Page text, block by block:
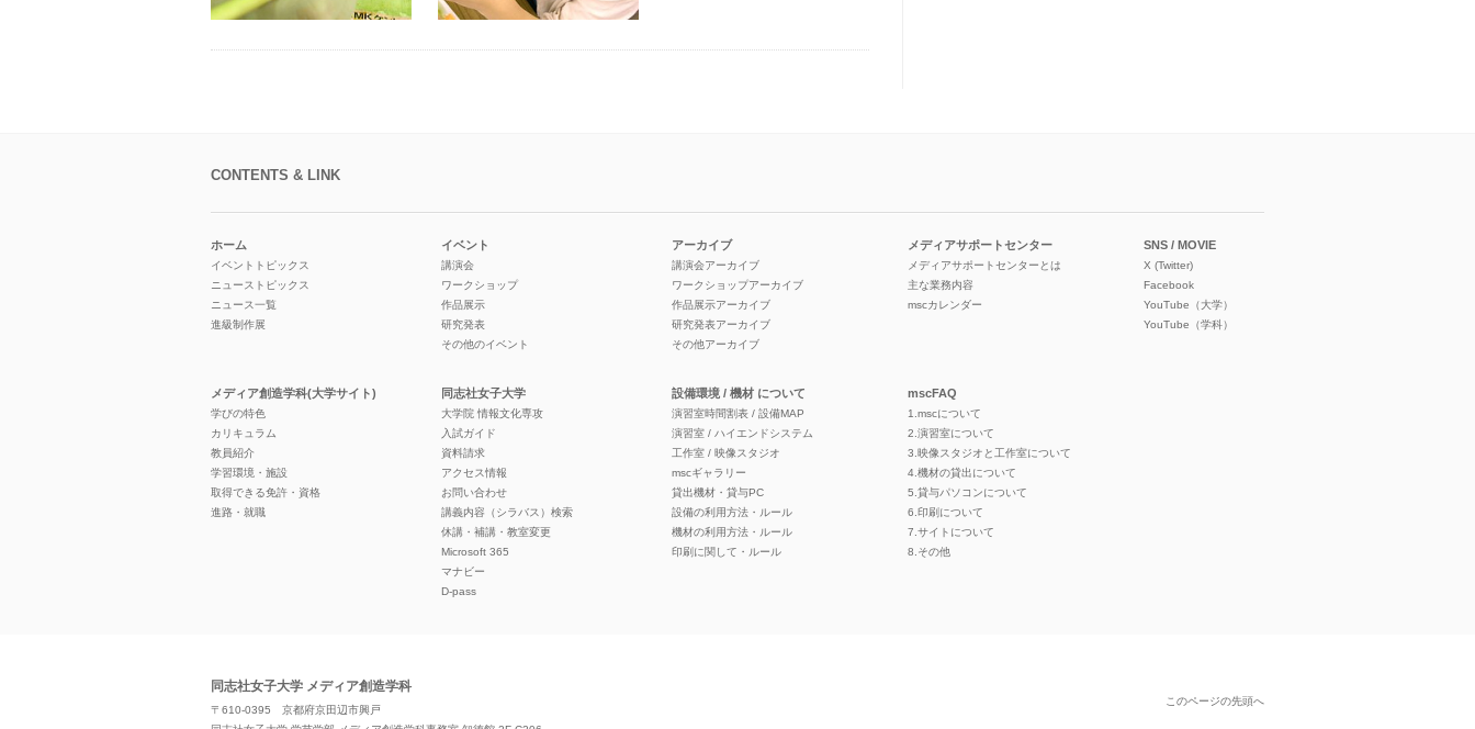
CONTENTS & LINK
ホーム
イベントトピックス
ニューストピックス
ニュース一覧
進級制作展
イベント
講演会
ワークショップ
作品展示
研究発表
その他のイベント
アーカイブ
講演会アーカイブ
ワークショップアーカイブ
作品展示アーカイブ
研究発表アーカイブ
その他アーカイブ
メディアサポートセンター
メディアサポートセンターとは
主な業務内容
mscカレンダー
SNS / MOVIE
X (Twitter)
Facebook
YouTube（大学）
YouTube（学科）
メディア創造学科(大学サイト)
学びの特色
カリキュラム
教員紹介
学習環境・施設
取得できる免許・資格
進路・就職
同志社女子大学
大学院 情報文化専攻
入試ガイド
資料請求
アクセス情報
お問い合わせ
講義内容（シラバス）検索
休講・補講・教室変更
Microsoft 365
マナビー
D-pass
設備環境 / 機材 について
演習室時間割表 / 設備MAP
演習室 / ハイエンドシステム
工作室 / 映像スタジオ
mscギャラリー
貸出機材・貸与PC
設備の利用方法・ルール
機材の利用方法・ルール
印刷に関して・ルール
mscFAQ
1.mscについて
2.演習室について
3.映像スタジオと工作室について
4.機材の貸出について
5.貸与パソコンについて
6.印刷について
7.サイトについて
8.その他
同志社女子大学 メディア創造学科
〒610-0395 京都府京田辺市興戸
このページの先頭へ